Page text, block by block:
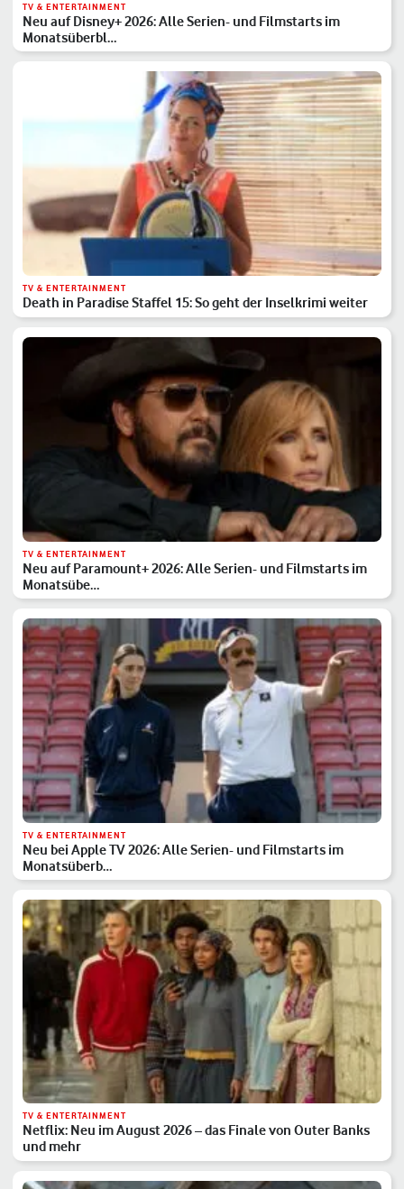
TV & ENTERTAINMENT
Neu auf Disney+ 2026: Alle Serien- und Filmstarts im
Monatsüberbl…
TV & ENTERTAINMENT
Death in Paradise Staffel 15: So geht der Inselkrimi weiter
TV & ENTERTAINMENT
Neu auf Paramount+ 2026: Alle Serien- und Filmstarts im
Monatsübe…
TV & ENTERTAINMENT
Neu bei Apple TV 2026: Alle Serien- und Filmstarts im
Monatsüberb…
TV & ENTERTAINMENT
Netflix: Neu im August 2026 – das Finale von Outer Banks
und mehr